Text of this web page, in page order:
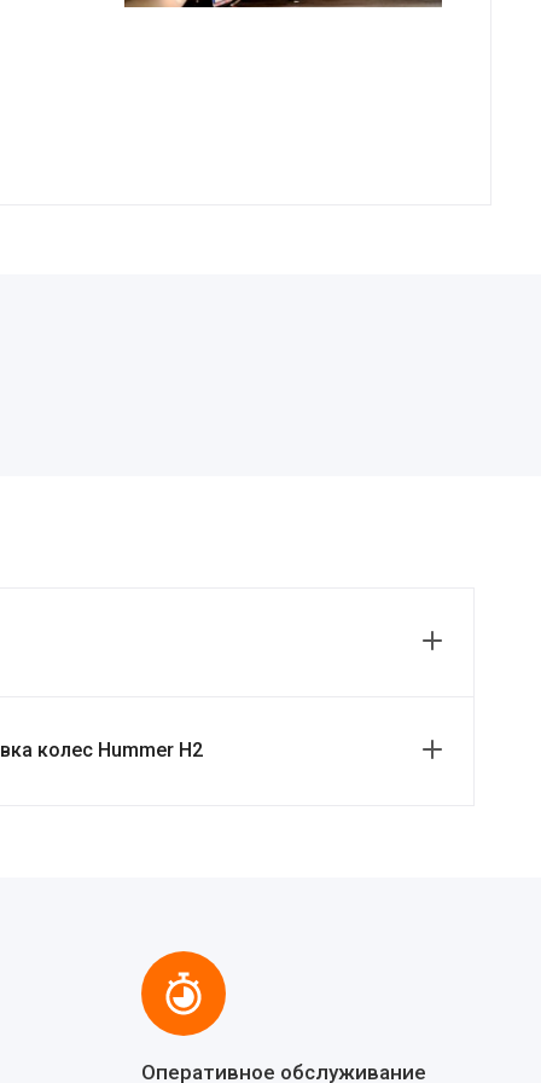
колес Hummer H2
Оперативное обслуживание